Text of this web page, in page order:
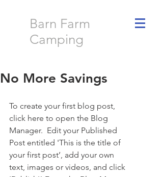
Barn Farm
Camping
No More Savings
To create your first blog post,
click here to open the Blog
Manager.  Edit your Published
Post entitled 'This is the title of
your first post’, add your own
text, images or videos, and click